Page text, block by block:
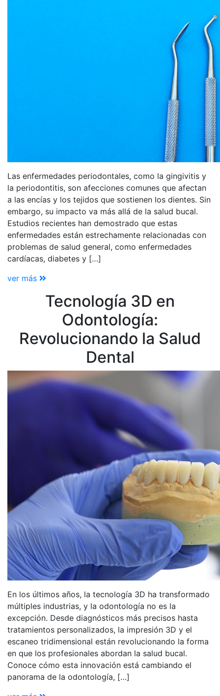
Las enfermedades periodontales, como la gingivitis y
la periodontitis, son afecciones comunes que afectan
a las encías y los tejidos que sostienen los dientes. Sin
embargo, su impacto va más allá de la salud bucal.
Estudios recientes han demostrado que estas
enfermedades están estrechamente relacionadas con
problemas de salud general, como enfermedades
cardíacas, diabetes y […]
ver más
Tecnología 3D en
Odontología:
Revolucionando la Salud
Dental
En los últimos años, la tecnología 3D ha transformado
múltiples industrias, y la odontología no es la
excepción. Desde diagnósticos más precisos hasta
tratamientos personalizados, la impresión 3D y el
escaneo tridimensional están revolucionando la forma
en que los profesionales abordan la salud bucal.
Conoce cómo esta innovación está cambiando el
panorama de la odontología, […]